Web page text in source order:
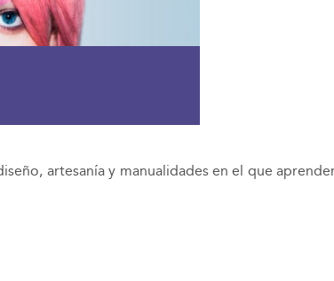
artesanía y manualidades en el que